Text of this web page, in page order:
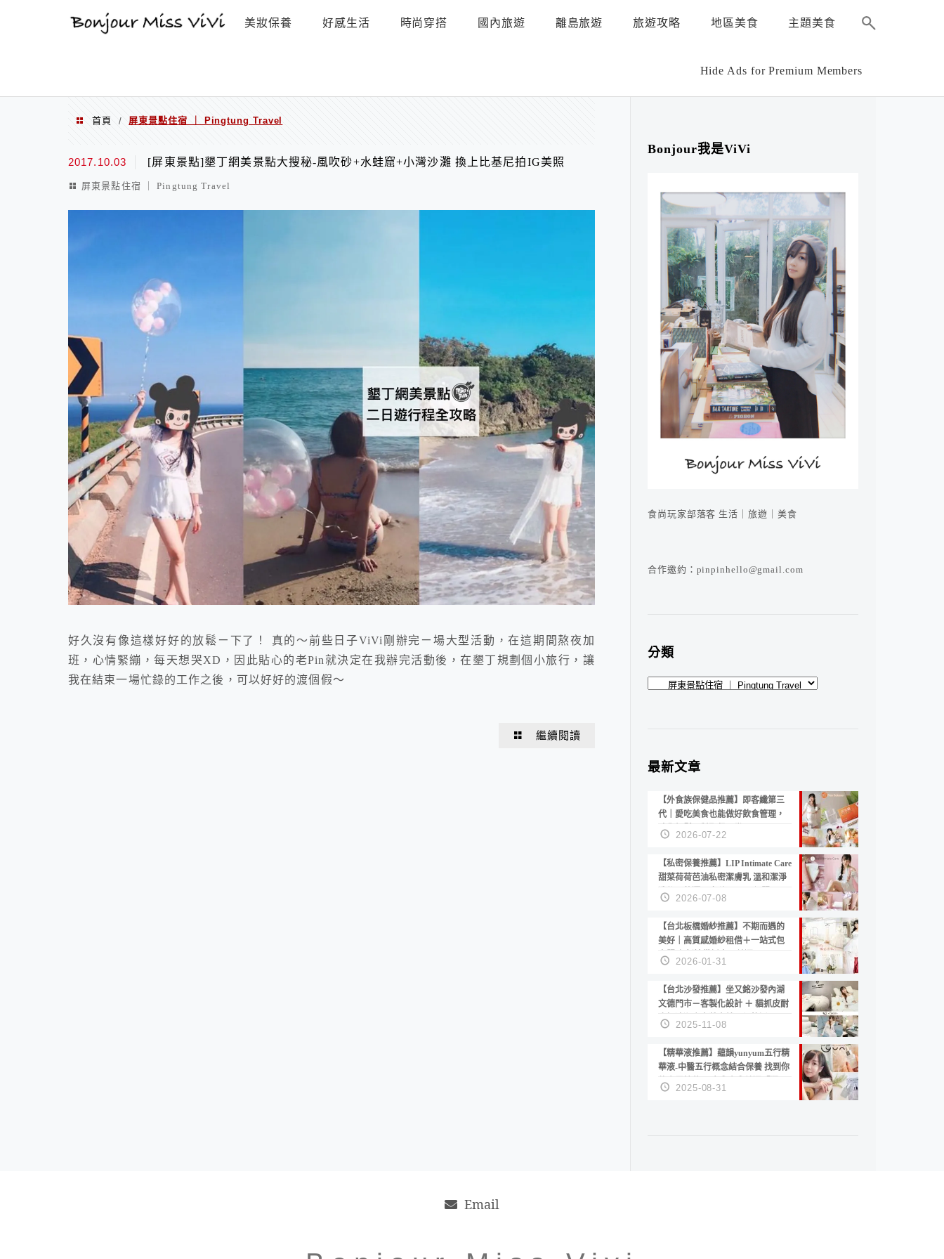
美妝保養 好感生活 時尚穿搭 國內旅遊 離島旅遊 旅遊攻略 地區美食 主題美食
Hide Ads for Premium Members
首頁 / 屏東景點住宿 ｜ Pingtung Travel
屏東景點住宿 ｜ Pingtung Travel
2017.10.03 [屏東景點]墾丁網美景點大搜秘-風吹砂+水蛙窟+小灣沙灘 換上比基尼拍IG美照
屏東景點住宿 ｜ Pingtung Travel
好久沒有像這樣好好的放鬆ㄧ下了！ 真的～前些日子ViVi剛辦完ㄧ場大型活動，在這期間熬夜加
班，心情緊繃，每天想哭XD，因此貼心的老Pin就決定在我辦完活動後，在墾丁規劃個小旅行，讓
我在結束一場忙錄的工作之後，可以好好的渡個假～
繼續閱讀
Bonjour我是ViVi
食尚玩家部落客 生活｜旅遊｜美食
合作邀約：pinpinhello@gmail.com
分類
最新文章
【外食族保健品推薦】即客纖第三
代｜愛吃美食也能做好飲食管理，
陪你輕鬆面對聚餐日常！
2026-07-22
【私密保養推薦】LIP Intimate Care
甜菜荷荷芭油私密潔膚乳 溫和潔淨
洗後不乾澀 不起泡反而更舒服！
2026-07-08
【台北板橋婚紗推薦】不期而遇的
美好｜高質感婚紗租借＋一站式包
套服務 新娘備婚省心首選！
2026-01-31
【台北沙發推薦】坐又銘沙發內湖
文德門市－客製化設計 ＋ 貓抓皮耐
磨好清潔｜直營直銷、價格透明
高CP值打造夢想居家風格
2025-11-08
【精華液推薦】蘊韻yunyum五行精
華液-中醫五行概念結合保養 找到你
的專屬精華！ 水㊀土㊀就選「潤・
賦精華」維持肌膚剛剛好的平衡
2025-08-31
Email